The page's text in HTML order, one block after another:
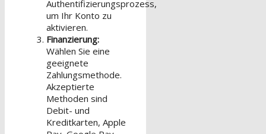
Authentifizierungsprozess,
um Ihr Konto zu
aktivieren.
Finanzierung:
Wählen Sie eine
geeignete
Zahlungsmethode.
Akzeptierte
Methoden sind
Debit- und
Kreditkarten, Apple